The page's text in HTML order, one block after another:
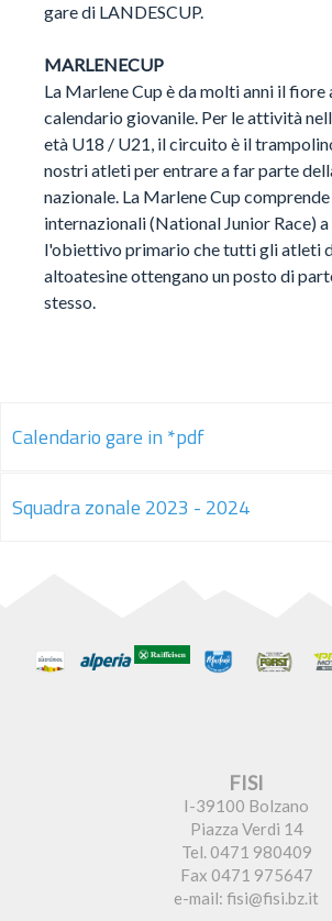
gare di LANDESCUP.
MARLENECUP
La Marlene Cup è da molti anni il
calendario giovanile. Per le attività
età U18 / U21, il circuito è il
nostri atleti per entrare a far parte
nazionale. La Marlene Cup
internazionali (National Junior Race)
l'obiettivo primario che tutti gli atleti
altoatesine ottengano un posto di
stesso.
Calendario gare in *pdf
Calendario Gare
Squadra zonale 2023 - 2024
FISI
I-39100 Bolzano
Piazza Verdi 14
Tel. 0471 980409
Fax 0471 975647
e-mail: fisi@fisi.bz.it